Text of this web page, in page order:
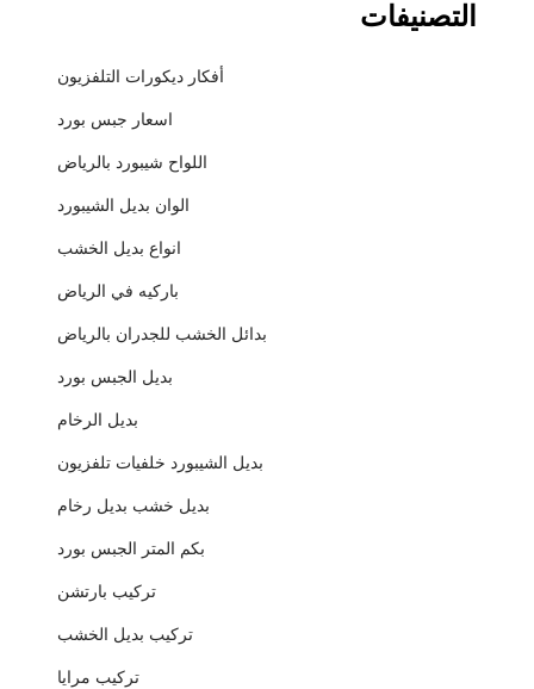
التصنيفات
أفكار ديكورات التلفزيون
اسعار جبس بورد
اللواح شيبورد بالرياض
الوان بديل الشيبورد
انواع بديل الخشب
باركيه في الرياض
بدائل الخشب للجدران بالرياض
بديل الجبس بورد
بديل الرخام
بديل الشيبورد خلفيات تلفزيون
بديل خشب بديل رخام
بكم المتر الجبس بورد
تركيب بارتشن
تركيب بديل الخشب
تركيب مرايا